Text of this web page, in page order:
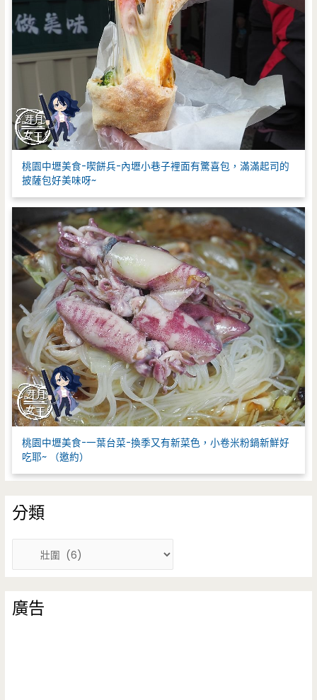
桃園中壢美食-喫餅兵-內壢小巷子裡面有驚喜包，滿滿起司的
披薩包好美味呀~
桃園中壢美食-一葉台菜-換季又有新菜色，小卷米粉鍋新鮮好
吃耶~ （邀約）
分類
類
廣告